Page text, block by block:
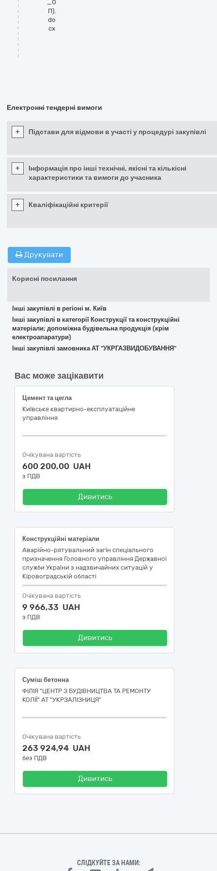
_О
П).
do
cx
Електронні тендерні вимоги
+ Підстави для відмови в участі у процедурі закупівлі
+
Інформація про інші технічні, якісні та кількісні
характеристики та вимоги до учасника
+ Кваліфікаційні критерії
Друкувати
Корисні посилання
Інші закупівлі в регіоні м. Київ
Інші закупівлі в категорії Конструкції та конструкційні
матеріали; допоміжна будівельна продукція (крім
електроапаратури)
Інші закупівлі замовника АТ "УКРГАЗВИДОБУВАННЯ"
Вас може зацікавити
Цемент та цегла
Київське квартирно-експлуатаційне
управління
Очікувана вартість
600 200,00 UAH
з ПДВ
Дивитись
Конструкційні матеріали
Аварійно-рятувальний загін спеціального
призначення Головного управління Державної
служби України з надзвичайних ситуацій у
Кіровоградській області
Очікувана вартість
9 966,33 UAH
з ПДВ
Дивитись
Суміш бетонна
ФІЛІЯ "ЦЕНТР З БУДІВНИЦТВА ТА РЕМОНТУ
КОЛІЇ" АТ "УКРЗАЛІЗНИЦЯ"
Очікувана вартість
263 924,94 UAH
без ПДВ
Дивитись
СЛІДКУЙТЕ ЗА НАМИ: